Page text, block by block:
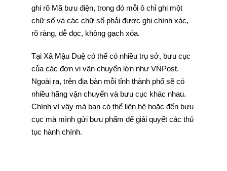
ghi rõ Mã bưu điện, trong đó mỗi ô chỉ ghi một
chữ số và các chữ số phải được ghi chính xác,
rõ ràng, dễ đọc, không gạch xóa.
Tại Xã Mậu Duệ có thể có nhiều trụ sở, bưu cục
của các đơn vị vận chuyển lớn như VNPost.
Ngoài ra, trên địa bàn mỗi tỉnh thành phố sẽ có
nhiều hãng vận chuyển và bưu cục khác nhau.
Chính vì vậy mà bạn có thể liên hệ hoặc đến bưu
cục mà mình gửi bưu phẩm để giải quyết các thủ
tục hành chính.